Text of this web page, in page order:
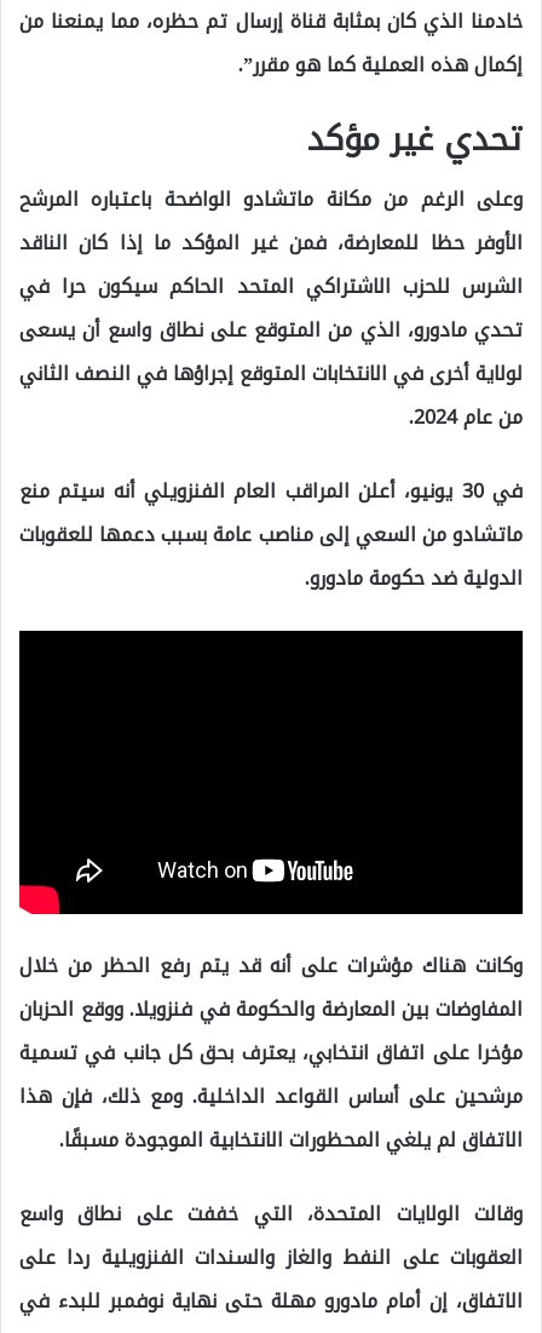
خادمنا الذي كان بمثابة قناة إرسال تم حظره، مما يمنعنا من
إكمال هذه العملية كما هو مقرر”.
تحدي غير مؤكد
وعلى الرغم من مكانة ماتشادو الواضحة باعتباره المرشح
الأوفر حظا للمعارضة، فمن غير المؤكد ما إذا كان الناقد
الشرس للحزب الاشتراكي المتحد الحاكم سيكون حرا في
تحدي مادورو، الذي من المتوقع على نطاق واسع أن يسعى
لولاية أخرى في الانتخابات المتوقع إجراؤها في النصف الثاني
من عام 2024.
في 30 يونيو، أعلن المراقب العام الفنزويلي أنه سيتم منع
ماتشادو من السعي إلى مناصب عامة بسبب دعمها للعقوبات
الدولية ضد حكومة مادورو.
وكانت هناك مؤشرات على أنه قد يتم رفع الحظر من خلال
المفاوضات بين المعارضة والحكومة في فنزويلا. ووقع الحزبان
مؤخرا على اتفاق انتخابي، يعترف بحق كل جانب في تسمية
مرشحين على أساس القواعد الداخلية. ومع ذلك، فإن هذا
الاتفاق لم يلغي المحظورات الانتخابية الموجودة مسبقًا.
وقالت الولايات المتحدة، التي خففت على نطاق واسع
العقوبات على النفط والغاز والسندات الفنزويلية ردا على
الاتفاق، إن أمام مادورو مهلة حتى نهاية نوفمبر للبدء في